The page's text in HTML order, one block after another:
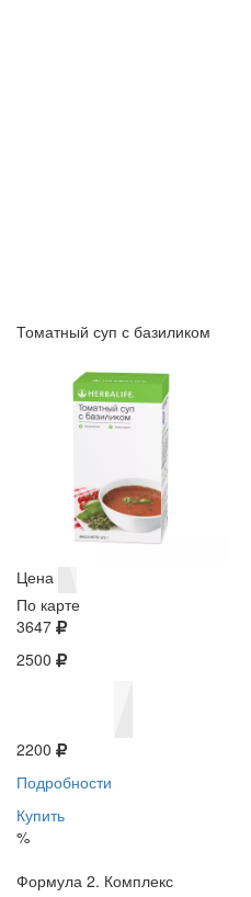
Томатный суп с базиликом
Цена
По карте
3647
2500
2200
Подробности
Купить
%
Формула 2. Комплекс